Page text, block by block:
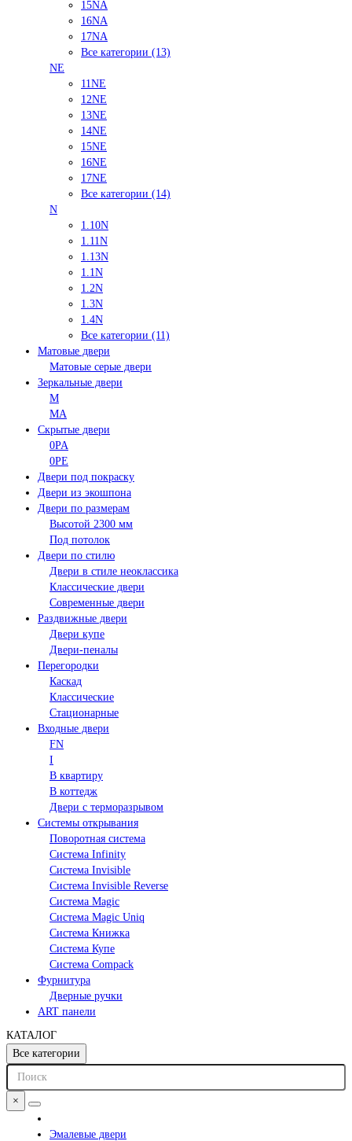
15NA
16NA
17NA
Все категории (13)
NE
11NE
12NE
13NE
14NE
15NE
16NE
17NE
Все категории (14)
N
1.10N
1.11N
1.13N
1.1N
1.2N
1.3N
1.4N
Все категории (11)
Матовые двери
Матовые серые двери
Зеркальные двери
M
MA
Скрытые двери
0PA
0PE
Двери под покраску
Двери из экошпона
Двери по размерам
Высотой 2300 мм
Под потолок
Двери по стилю
Двери в стиле неоклассика
Классические двери
Современные двери
Раздвижные двери
Двери купе
Двери-пеналы
Перегородки
Каскад
Классические
Стационарные
Входные двери
FN
I
В квартиру
В коттедж
Двери с терморазрывом
Системы открывания
Поворотная система
Система Infinity
Система Invisible
Система Invisible Reverse
Система Magic
Система Magic Uniq
Система Книжка
Система Купе
Система Compack
Фурнитура
Дверные ручки
ART панели
КАТАЛОГ
Все категории
×
Эмалевые двери